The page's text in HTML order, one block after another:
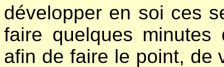
développer en soi ces
faire quelques
afin de faire le point, de